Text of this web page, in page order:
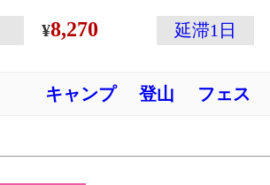
大人用スノー
ペックがある
ィットシステ
ラーです。
8,270 延滞1日
キャンプ 登山 フェス